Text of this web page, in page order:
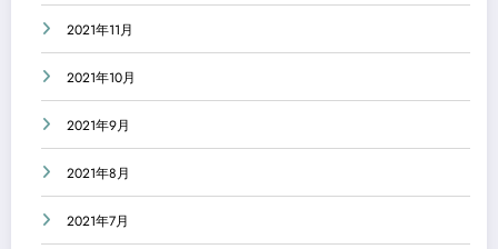
2021年11月
2021年10月
2021年9月
2021年8月
2021年7月